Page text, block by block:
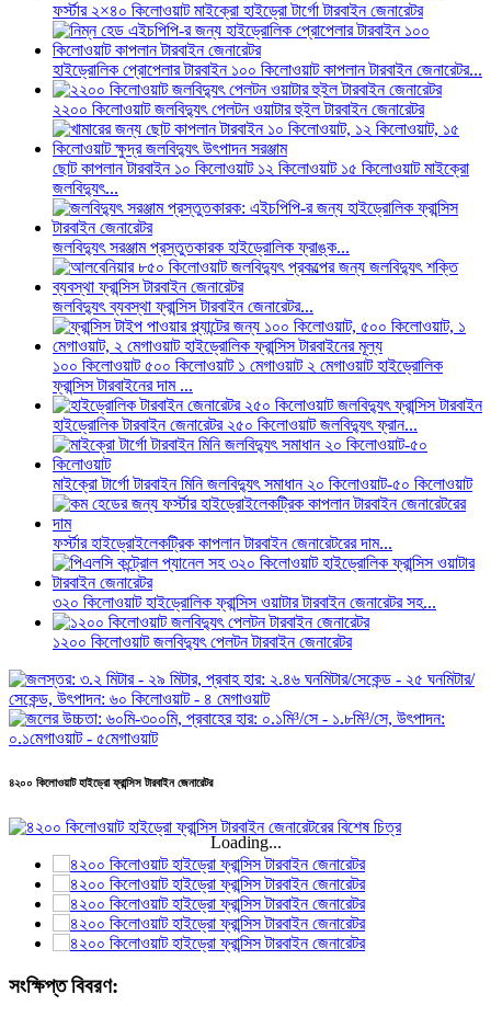
ফর্স্টার ২×৪০ কিলোওয়াট মাইক্রো হাইড্রো টার্গো টারবাইন জেনারেটর
হাইড্রোলিক প্রোপেলার টারবাইন ১০০ কিলোওয়াট কাপলান টারবাইন জেনারেটর...
২২০০ কিলোওয়াট জলবিদ্যুৎ পেলটন ওয়াটার হুইল টারবাইন জেনারেটর
ছোট কাপলান টারবাইন ১০ কিলোওয়াট ১২ কিলোওয়াট ১৫ কিলোওয়াট মাইক্রো
জলবিদ্যুৎ...
জলবিদ্যুৎ সরঞ্জাম প্রস্তুতকারক হাইড্রোলিক ফ্রাঙ্ক...
জলবিদ্যুৎ ব্যবস্থা ফ্রান্সিস টারবাইন জেনারেটর...
১০০ কিলোওয়াট ৫০০ কিলোওয়াট ১ মেগাওয়াট ২ মেগাওয়াট হাইড্রোলিক
ফ্রান্সিস টারবাইনের দাম ...
হাইড্রোলিক টারবাইন জেনারেটর ২৫০ কিলোওয়াট জলবিদ্যুৎ ফ্রান...
মাইক্রো টার্গো টারবাইন মিনি জলবিদ্যুৎ সমাধান ২০ কিলোওয়াট-৫০ কিলোওয়াট
ফর্স্টার হাইড্রোইলেকট্রিক কাপলান টারবাইন জেনারেটরের দাম...
৩২০ কিলোওয়াট হাইড্রোলিক ফ্রান্সিস ওয়াটার টারবাইন জেনারেটর সহ...
১২০০ কিলোওয়াট জলবিদ্যুৎ পেলটন টারবাইন জেনারেটর
৪২০০ কিলোওয়াট হাইড্রো ফ্রান্সিস টারবাইন জেনারেটর
Loading...
সংক্ষিপ্ত বিবরণ: